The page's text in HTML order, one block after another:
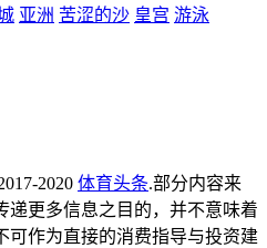
亚洲 苦涩的沙 皇宫 游泳
2020 体育头条.部分内容来
递更多信息之目的，并不意味着
可作为直接的消费指导与投资建